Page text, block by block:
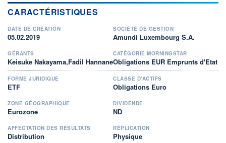
CARACTÉRISTIQUES
DATE DE CRÉATION
05.02.2019
SOCIÉTÉ DE GESTION
Amundi Luxembourg S.A.
GÉRANTS
Keisuke Nakayama,Fadil Hannane
CATÉGORIE MORNINGSTAR
Obligations EUR Emprunts d'Etat
FORME JURIDIQUE
ETF
CLASSE D'ACTIFS
Obligations Euro
ZONE GÉOGRAPHIQUE
Eurozone
DIVIDENDE
ND
AFFECTATION DES RÉSULTATS
Distribution
RÉPLICATION
Physique